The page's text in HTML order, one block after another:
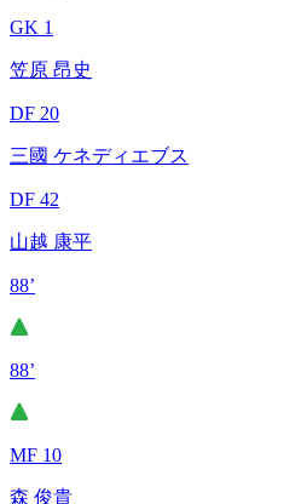
GK 1
笠原 昂史
DF 20
三國 ケネディエブス
DF 42
山越 康平
88’
88’
MF 10
森 俊貴